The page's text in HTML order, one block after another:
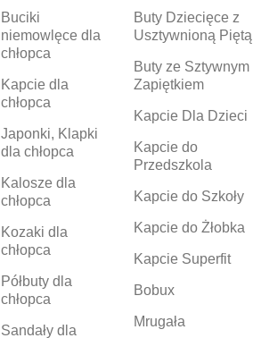
Buciki
niemowlęce dla
chłopca
Kapcie dla
chłopca
Japonki, Klapki
dla chłopca
Kalosze dla
chłopca
Kozaki dla
chłopca
Półbuty dla
chłopca
Sandały dla
Buty Dziecięce z
Usztywnioną Piętą
Buty ze Sztywnym
Zapiętkiem
Kapcie Dla Dzieci
Kapcie do
Przedszkola
Kapcie do Szkoły
Kapcie do Żłobka
Kapcie Superfit
Bobux
Mrugała